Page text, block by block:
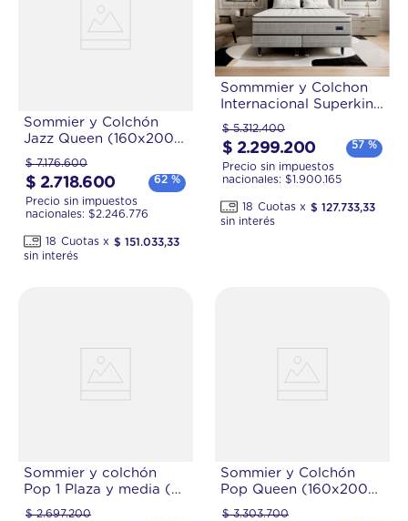
Sommier y Colchón
Jazz Queen (160x200
cm) de Resortes
Pocket
$ 7.176.600
$ 2.718.600
62 %
Precio sin impuestos
nacionales: $2.246.776
18 $ 151 033 33
Sommmier y Colchon
Internacional Superking
(200x200) de Resortes
Pocket
$ 5.312.400
$ 2.299.200
57 %
Precio sin impuestos
nacionales: $1.900.165
18 $ 127.733 33
Sommier y colchón
Pop 1 Plaza y media (
100x200) de Resortes
$ 2.697.200
Sommier y Colchón
Pop Queen (160x200
cm) de Espuma
$ 3.303.700